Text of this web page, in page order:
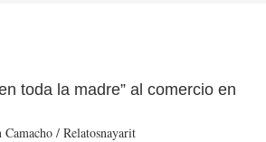
toda la madre” al comercio en
Camacho / Relatosnayarit